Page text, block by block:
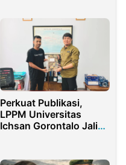
Perkuat Publikasi,
LPPM Universitas
Ichsan Gorontalo Jalin